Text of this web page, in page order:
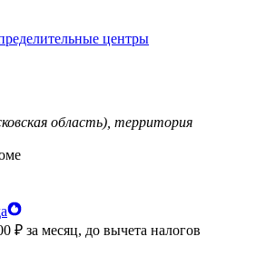
центры
область), территория
₽ за месяц, до вычета налогов